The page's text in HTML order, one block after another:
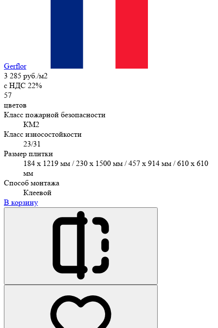
Gerflor
3 285 руб./м2
c НДС 22%
57
цветов
Класс пожарной безопасности
КМ2
Класс износостойкости
23/31
Размер плитки
184 x 1219 мм / 230 x 1500 мм / 457 х 914 мм / 610 x 610
мм
Способ монтажа
Клеевой
В корзину